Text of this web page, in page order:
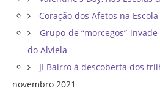
Coração dos Afetos na
Grupo de “morcegos”
do Alviela
JI Bairro à descoberta dos
novembro 2021